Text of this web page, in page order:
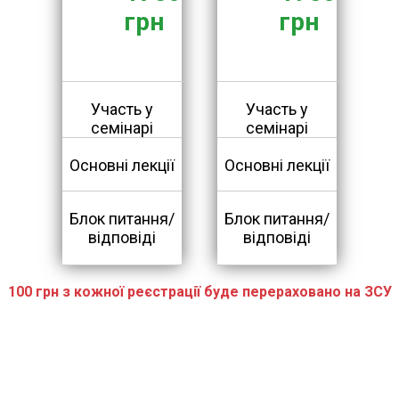
грн
Участь у
семінарі
Основні лекції
Блок питання/
відповіді
грн
Участь у
семінарі
Основні лекції
Блок питання/
відповіді
100 грн з кожної реєстрації буде перераховано на ЗСУ